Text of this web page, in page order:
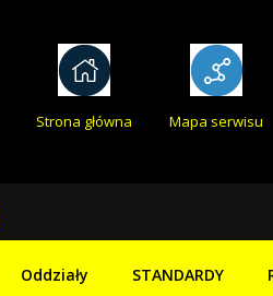
Strona główna Mapa serwisu
Oddziały STANDARDY